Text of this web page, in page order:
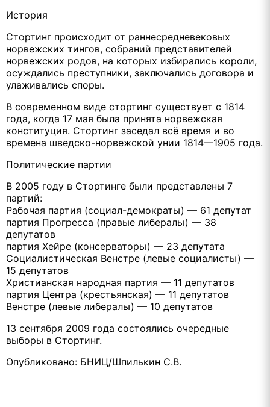
История
Стортинг происходит от раннесредневековых
норвежских тингов, собраний представителей
норвежских родов, на которых избирались короли,
осуждались преступники, заключались договора и
улаживались споры.
В современном виде стортинг существует с 1814
года, когда 17 мая была принята норвежская
конституция. Стортинг заседал всё время и во
времена шведско-норвежской унии 1814—1905 года.
Политические партии
В 2005 году в Стортинге были представлены 7
партий:
Рабочая партия (социал-демократы) — 61 депутат
партия Прогресса (правые либералы) — 38
депутатов
партия Хейре (консерваторы) — 23 депутата
Социалистическая Венстре (левые социалисты) —
15 депутатов
Христианская народная партия — 11 депутатов
партия Центра (крестьянская) — 11 депутатов
Венстре (левые либералы) — 10 депутатов
13 сентября 2009 года состоялись очередные
выборы в Стортинг.
Опубликовано: БНИЦ/Шпилькин С.В.